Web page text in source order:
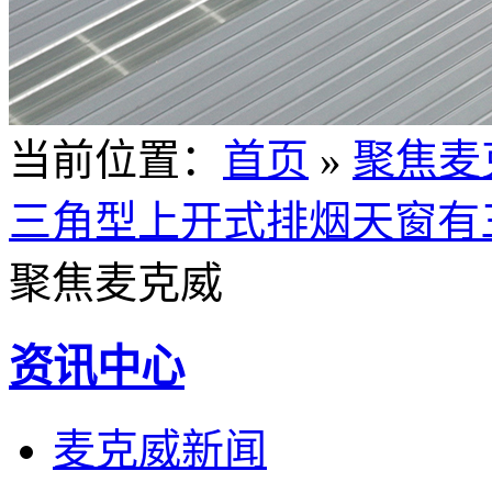
当前位置 ： 首页 » 聚焦麦
三角型上开式排烟天窗
聚焦麦克威
资讯中心
麦克威新闻